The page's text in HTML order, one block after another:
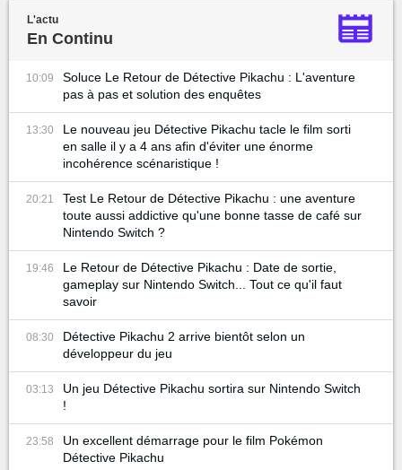
L'actu
En Continu
10:09
Soluce Le Retour de Détective Pikachu : L'aventure
pas à pas et solution des enquêtes
13:30
Le nouveau jeu Détective Pikachu tacle le film sorti
en salle il y a 4 ans afin d'éviter une énorme
incohérence scénaristique !
20:21
Test Le Retour de Détective Pikachu : une aventure
toute aussi addictive qu'une bonne tasse de café sur
Nintendo Switch ?
19:46
Le Retour de Détective Pikachu : Date de sortie,
gameplay sur Nintendo Switch... Tout ce qu'il faut
savoir
08:30
Détective Pikachu 2 arrive bientôt selon un
développeur du jeu
03:13
Un jeu Détective Pikachu sortira sur Nintendo Switch
!
23:58
Un excellent démarrage pour le film Pokémon
Détective Pikachu